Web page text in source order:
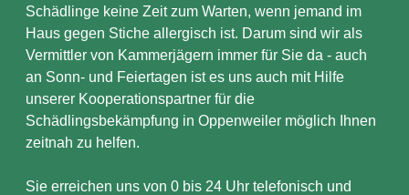
Schädlinge keine Zeit zum Warten, wenn jemand im
Haus gegen Stiche allergisch ist. Darum sind wir als
Vermittler von Kammerjägern immer für Sie da - auch
an Sonn- und Feiertagen ist es uns auch mit Hilfe
unserer Kooperationspartner für die
Schädlingsbekämpfung in Oppenweiler möglich Ihnen
zeitnah zu helfen.
Sie erreichen uns von 0 bis 24 Uhr telefonisch und